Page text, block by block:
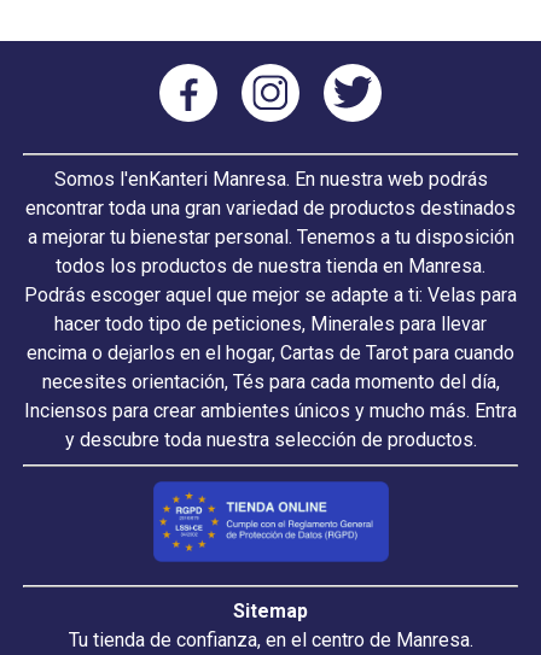
Somos l'enKanteri Manresa. En nuestra web podrás
encontrar toda una gran variedad de productos destinados
a mejorar tu bienestar personal. Tenemos a tu disposición
todos los productos de nuestra tienda en Manresa.
Podrás escoger aquel que mejor se adapte a ti: Velas para
hacer todo tipo de peticiones, Minerales para llevar
encima o dejarlos en el hogar, Cartas de Tarot para cuando
necesites orientación, Tés para cada momento del día,
Inciensos para crear ambientes únicos y mucho más. Entra
y descubre toda nuestra selección de productos.
Sitemap
Tu tienda de confianza, en el centro de Manresa.